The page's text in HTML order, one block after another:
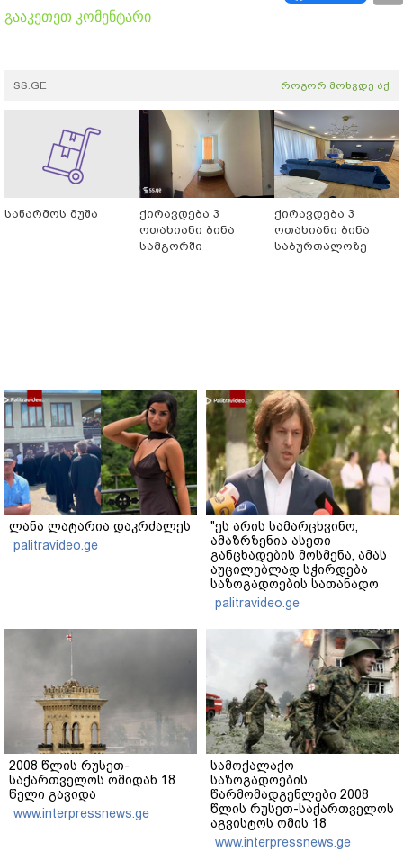
გააკეთეთ კომენტარი
SS.GE როგორ მოხვდე აქ
საწარმოს მუშა
ქირავდება 3
ოთახიანი ბინა
სამგორში
ქირავდება 3
ოთახიანი ბინა
საბურთალოზე
ლანა ლატარია დაკრძალეს
palitravideo.ge
"ეს არის სამარცხვინო,
ამაზრზენია ასეთი
განცხადების მოსმენა, ამას
აუცილებლად სჭირდება
საზოგადოების სათანადო
რეაქცია" - ირაკლი
კობახიძე
palitravideo.ge
2008 წლის რუსეთ-
საქართველოს ომიდან 18
წელი გავიდა
www.interpressnews.ge
სამოქალაქო
საზოგადოების
წარმომადგენლები 2008
წლის რუსეთ-საქართველოს
აგვისტოს ომის 18
წლისთავთან
დაკავშირებით ერთობლივ
www.interpressnews.ge